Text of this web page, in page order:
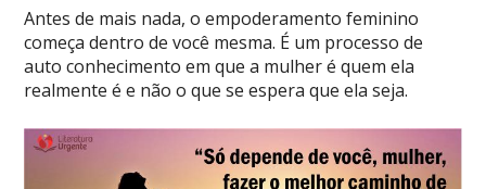
Antes de mais nada, o empoderamento feminino
começa dentro de você mesma. É um processo de
auto conhecimento em que a mulher é quem ela
realmente é e não o que se espera que ela seja.